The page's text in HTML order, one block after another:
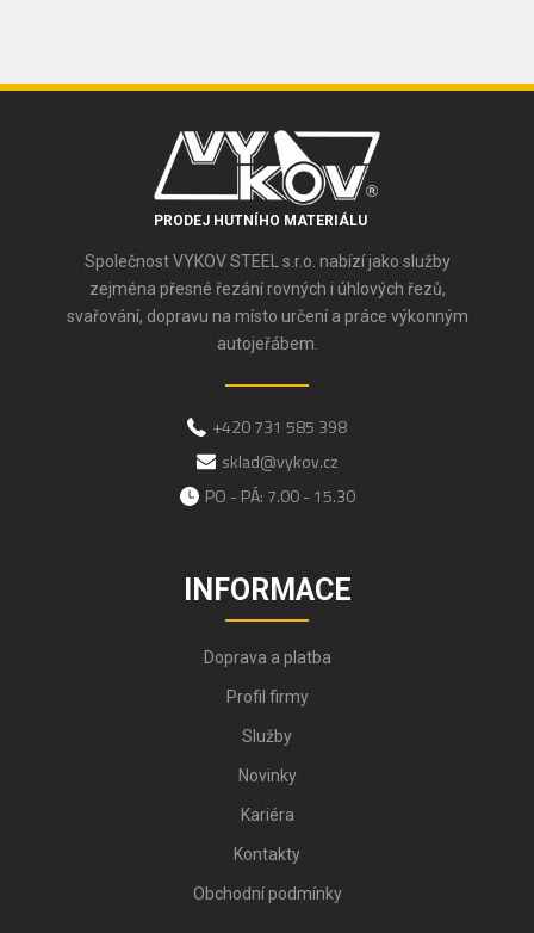
PRODEJ HUTNÍHO MATERIÁLU
Společnost VYKOV STEEL s.r.o. nabízí jako služby
zejména přesné řezání rovných i úhlových řezů,
svařování, dopravu na místo určení a práce výkonným
autojeřábem.
+420 731 585 398
sklad@vykov.cz
PO - PÁ: 7.00 - 15.30
INFORMACE
Doprava a platba
Profil firmy
Služby
Novinky
Kariéra
Kontakty
Obchodní podmínky